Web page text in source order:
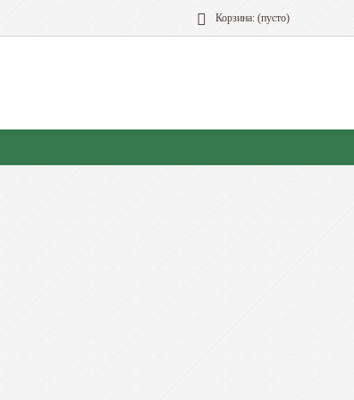
Корзина: (пусто)